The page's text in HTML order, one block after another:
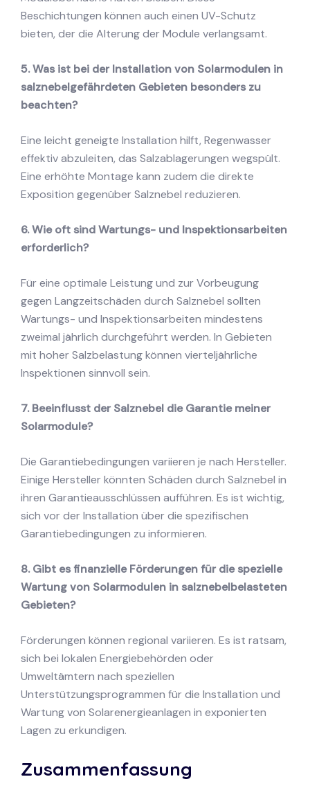
Beschichtungen können auch einen UV-Schutz
bieten, der die Alterung der Module verlangsamt.
5. Was ist bei der Installation von Solarmodulen in
salznebelgefährdeten Gebieten besonders zu
beachten?
Eine leicht geneigte Installation hilft, Regenwasser
effektiv abzuleiten, das Salzablagerungen wegspült.
Eine erhöhte Montage kann zudem die direkte
Exposition gegenüber Salznebel reduzieren.
6. Wie oft sind Wartungs- und Inspektionsarbeiten
erforderlich?
Für eine optimale Leistung und zur Vorbeugung
gegen Langzeitschäden durch Salznebel sollten
Wartungs- und Inspektionsarbeiten mindestens
zweimal jährlich durchgeführt werden. In Gebieten
mit hoher Salzbelastung können vierteljährliche
Inspektionen sinnvoll sein.
7. Beeinflusst der Salznebel die Garantie meiner
Solarmodule?
Die Garantiebedingungen variieren je nach Hersteller.
Einige Hersteller könnten Schäden durch Salznebel in
ihren Garantieausschlüssen aufführen. Es ist wichtig,
sich vor der Installation über die spezifischen
Garantiebedingungen zu informieren.
8. Gibt es finanzielle Förderungen für die spezielle
Wartung von Solarmodulen in salznebelbelasteten
Gebieten?
Förderungen können regional variieren. Es ist ratsam,
sich bei lokalen Energiebehörden oder
Umweltämtern nach speziellen
Unterstützungsprogrammen für die Installation und
Wartung von Solarenergieanlagen in exponierten
Lagen zu erkundigen.
Zusammenfassung